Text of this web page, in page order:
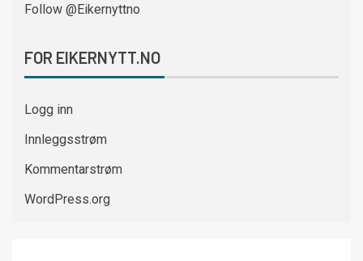
Follow @Eikernyttno
FOR EIKERNYTT.NO
Logg inn
Innleggsstrøm
Kommentarstrøm
WordPress.org